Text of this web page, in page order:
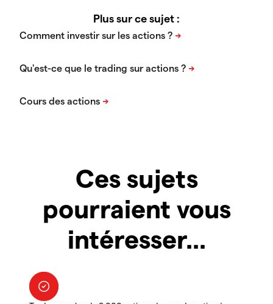
Plus sur ce sujet :
Ces sujets
pourraient vous
intéresser...